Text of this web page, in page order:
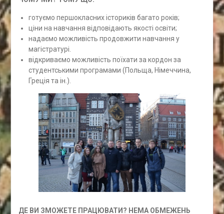
готуємо першокласних істориків багато років;
ціни на навчання відповідають якості освіти;
надаємо можливість продовжити навчання у
магістратурі.
відкриваємо можливість поїхати за кордон за
студентськими програмами (Польща, Німеччина,
Греція та ін.).
ДЕ ВИ ЗМОЖЕТЕ ПРАЦЮВАТИ? НЕМА ОБМЕЖЕНЬ